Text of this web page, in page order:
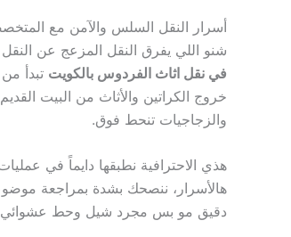
أسرار النقل السلس والآمن مع
شنو اللي يفرق النقل المزعج عن النقل
في نقل اثاث الفردوس بالكويت تبدأ
خروج الكراتين والأثاث من البيت
والزجاجيات تنحط فوق.
هذي الاحترافية نطبقها دايماً في
هالأسرار، ننصحك بشدة بمراجعة
دقيق مو بس مجرد شيل وحط